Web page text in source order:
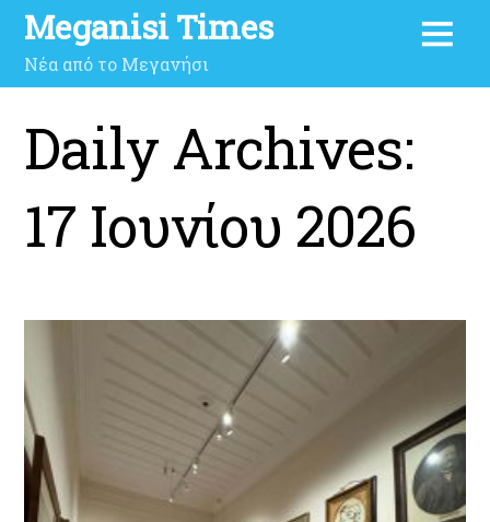
Meganisi Times
Νέα από το Μεγανήσι
Daily Archives:
17 Ιουνίου 2026